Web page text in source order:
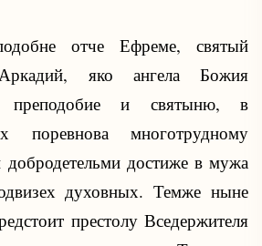
отче Ефреме, святый
яко ангела Божия
преподобие и святыню, в
поревнова многотрудному
достиже в мужа
духовных. Темже ныне
престолу Вседержителя